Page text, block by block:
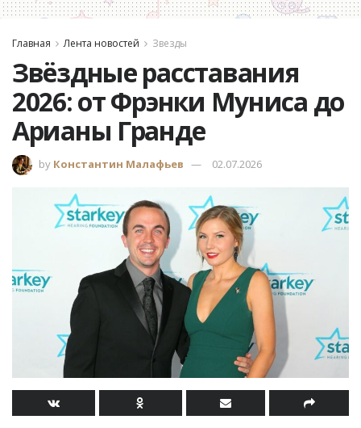
Главная Лента новостей Звезды
Звёздные расставания
2026: от Фрэнки Муниса до
Арианы Гранде
by Константин Малафьев 02.07.2026